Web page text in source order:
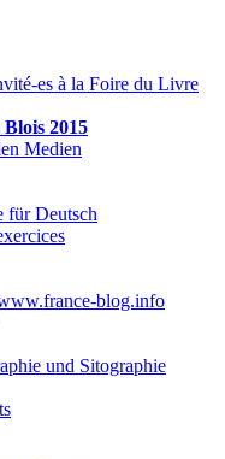
es à la Foire du Livre
Blois 2015
Medien
für Deutsch
blog.info
und Sitographie